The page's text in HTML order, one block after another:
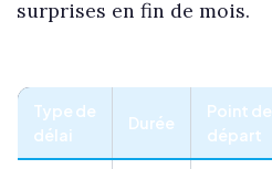
surprises en fin de mois.
Type de
délai
Durée
Point de
départ